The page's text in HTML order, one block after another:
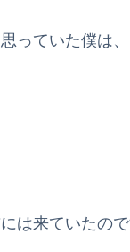
っていた僕は
は来ていたの